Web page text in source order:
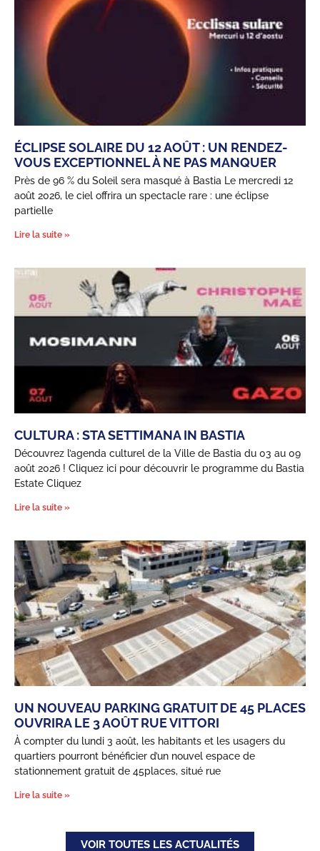
ÉCLIPSE SOLAIRE DU 12 AOÛT : UN RENDEZ-
VOUS EXCEPTIONNEL À NE PAS MANQUER
Près de 96 % du Soleil sera masqué à Bastia Le mercredi 12
août 2026, le ciel offrira un spectacle rare : une éclipse
partielle
Lire la suite »
CULTURA : STA SETTIMANA IN BASTIA
Découvrez l’agenda culturel de la Ville de Bastia du 03 au 09
août 2026 ! Cliquez ici pour découvrir le programme du Bastia
Estate Cliquez
Lire la suite »
UN NOUVEAU PARKING GRATUIT DE 45 PLACES
OUVRIRA LE 3 AOÛT RUE VITTORI
À compter du lundi 3 août, les habitants et les usagers du
quartiers pourront bénéficier d’un nouvel espace de
stationnement gratuit de 45places, situé rue
Lire la suite »
VOIR TOUTES LES ACTUALITÉS